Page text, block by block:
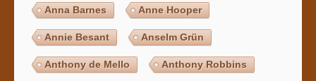
Anna Barnes Anne Hooper
Annie Besant Anselm Grün
Anthony de Mello Anthony Robbins